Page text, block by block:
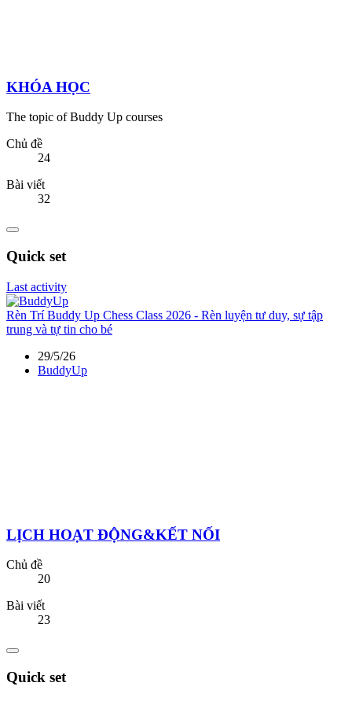
KHÓA HỌC
The topic of Buddy Up courses
Chủ đề
24
Bài viết
32
Quick set
Last activity
Rèn Trí Buddy Up Chess Class 2026 - Rèn luyện tư duy, sự tập
trung và tự tin cho bé
29/5/26
BuddyUp
LỊCH HOẠT ĐỘNG&KẾT NỐI
Chủ đề
20
Bài viết
23
Quick set